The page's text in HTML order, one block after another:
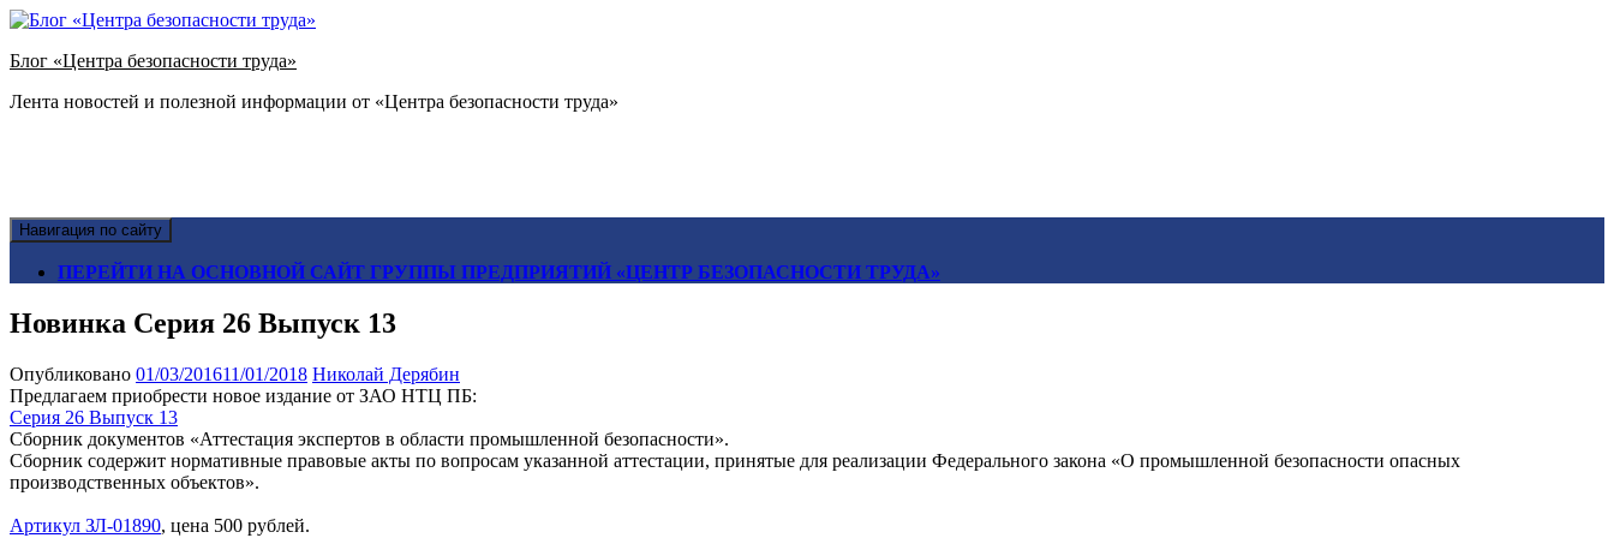
Блог «Центра безопасности труда»
Лента новостей и полезной информации от «Центра безопасности труда»
Навигация по сайту
ПЕРЕЙТИ НА ОСНОВНОЙ САЙТ ГРУППЫ ПРЕДПРИЯТИЙ «ЦЕНТР БЕЗОПАСНОСТИ ТРУДА»
Новинка Серия 26 Выпуск 13
Опубликовано 01/03/201611/01/2018 Николай Дерябин
Предлагаем приобрести новое издание от ЗАО НТЦ ПБ:
Серия 26 Выпуск 13
Сборник документов «Аттестация экспертов в области промышленной безопасности».
Сборник содержит нормативные правовые акты по вопросам указанной аттестации, принятые для реализации Федерального закона «О промышленной безопасности опасных
производственных объектов».
Артикул ЗЛ-01890, цена 500 рублей.